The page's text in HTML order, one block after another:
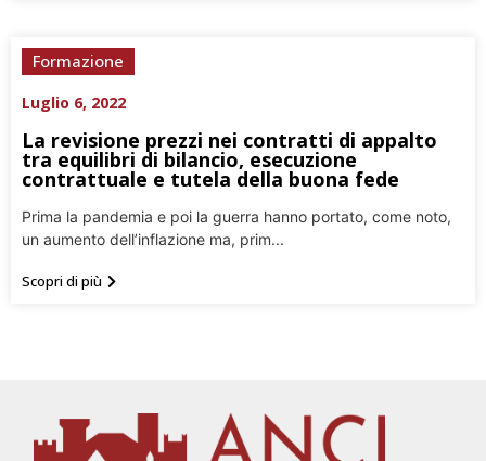
Formazione
Luglio 6, 2022
La revisione prezzi nei contratti di appalto
tra equilibri di bilancio, esecuzione
contrattuale e tutela della buona fede
Prima la pandemia e poi la guerra hanno portato, come noto,
un aumento dell’inflazione ma, prim...
Scopri di più